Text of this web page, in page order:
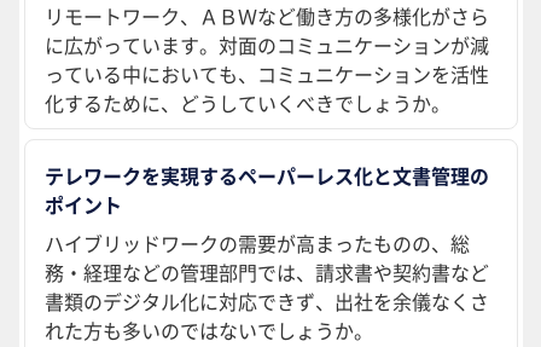
リモートワーク、ＡＢＷなど働き方の多様化がさら
に広がっています。対面のコミュニケーションが減
っている中においても、コミュニケーションを活性
化するために、どうしていくべきでしょうか。
テレワークを実現するペーパーレス化と文書管理の
ポイント
ハイブリッドワークの需要が高まったものの、総
務・経理などの管理部門では、請求書や契約書など
書類のデジタル化に対応できず、出社を余儀なくさ
れた方も多いのではないでしょうか。